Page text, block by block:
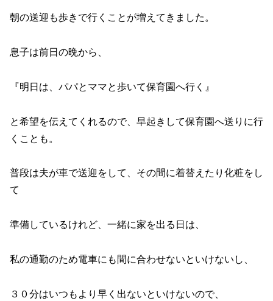
朝の送迎も歩きで行くことが増えてきました。
息子は前日の晩から、
『明日は、パパとママと歩いて保育園へ行く』
と希望を伝えてくれるので、早起きして保育園へ送りに行
くことも。
普段は夫が車で送迎をして、その間に着替えたり化粧をし
て
準備しているけれど、一緒に家を出る日は、
私の通勤のため電車にも間に合わせないといけないし、
３０分はいつもより早く出ないといけないので、